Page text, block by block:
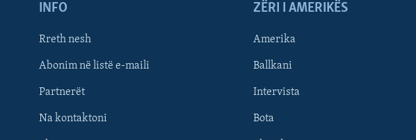
INFO
Rreth nesh
Abonim në listë e-maili
Partnerët
Na kontaktoni
ZËRI I AMERIKËS
Amerika
Ballkani
Intervista
Bota